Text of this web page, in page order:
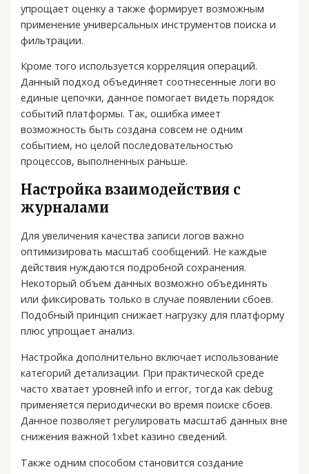
упрощает оценку а также формирует возможным
применение универсальных инструментов поиска и
фильтрации.
Кроме того используется корреляция операций.
Данный подход объединяет соотнесенные логи во
единые цепочки, данное помогает видеть порядок
событий платформы. Так, ошибка имеет
возможность быть создана совсем не одним
событием, но целой последовательностью
процессов, выполненных раньше.
Настройка взаимодействия с
журналами
Для увеличения качества записи логов важно
оптимизировать масштаб сообщений. Не каждые
действия нуждаются подробной сохранения.
Некоторый объем данных возможно объединять
или фиксировать только в случае появлении сбоев.
Подобный принцип снижает нагрузку для платформу
плюс упрощает анализ.
Настройка дополнительно включает использование
категорий детализации. При практической среде
часто хватает уровней info и error, тогда как debug
применяется периодически во время поиске сбоев.
Данное позволяет регулировать масштаб данных вне
снижения важной 1xbet казино сведений.
Также одним способом становится создание